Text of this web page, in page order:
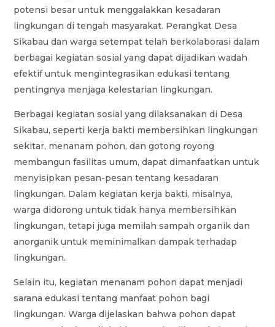
potensi besar untuk menggalakkan kesadaran
lingkungan di tengah masyarakat. Perangkat Desa
Sikabau dan warga setempat telah berkolaborasi dalam
berbagai kegiatan sosial yang dapat dijadikan wadah
efektif untuk mengintegrasikan edukasi tentang
pentingnya menjaga kelestarian lingkungan.
Berbagai kegiatan sosial yang dilaksanakan di Desa
Sikabau, seperti kerja bakti membersihkan lingkungan
sekitar, menanam pohon, dan gotong royong
membangun fasilitas umum, dapat dimanfaatkan untuk
menyisipkan pesan-pesan tentang kesadaran
lingkungan. Dalam kegiatan kerja bakti, misalnya,
warga didorong untuk tidak hanya membersihkan
lingkungan, tetapi juga memilah sampah organik dan
anorganik untuk meminimalkan dampak terhadap
lingkungan.
Selain itu, kegiatan menanam pohon dapat menjadi
sarana edukasi tentang manfaat pohon bagi
lingkungan. Warga dijelaskan bahwa pohon dapat